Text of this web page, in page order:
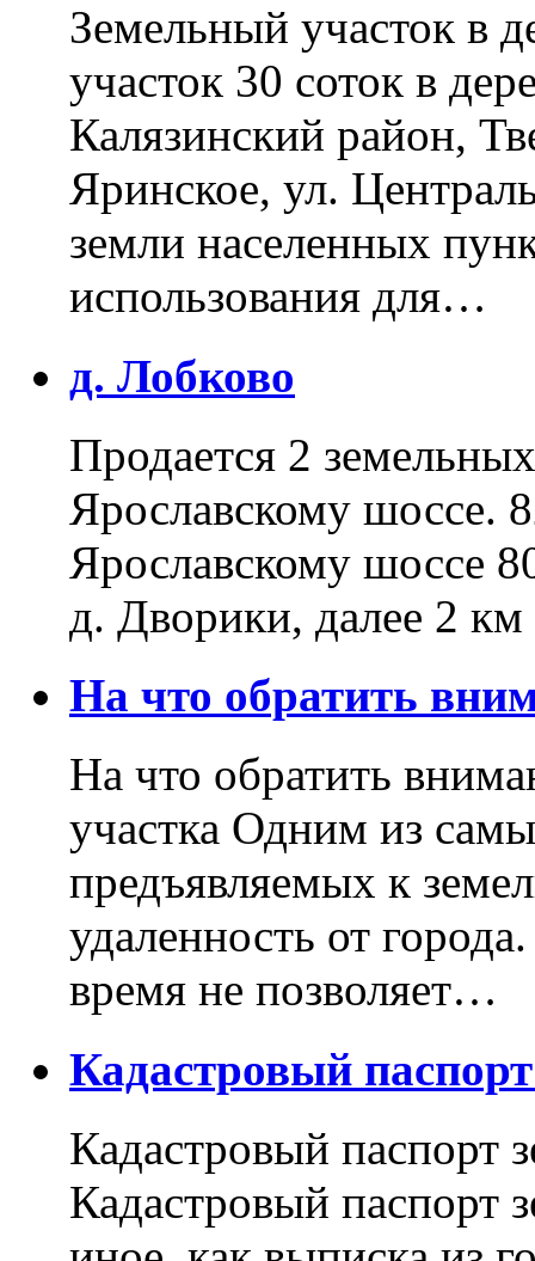
Земельный участок в
участок 30 соток в
Калязинский район,
Яринское, ул.
земли населенных
использования для…
д. Лобково
Продается 2
Ярославскому
Ярославскому шоссе
д. Дворики, далее 2
На что обратить
На что обратить
участка Одним из
предъявляемых к
удаленность от
время не позволяет…
Кадастровый
Кадастровый паспорт
Кадастровый паспорт